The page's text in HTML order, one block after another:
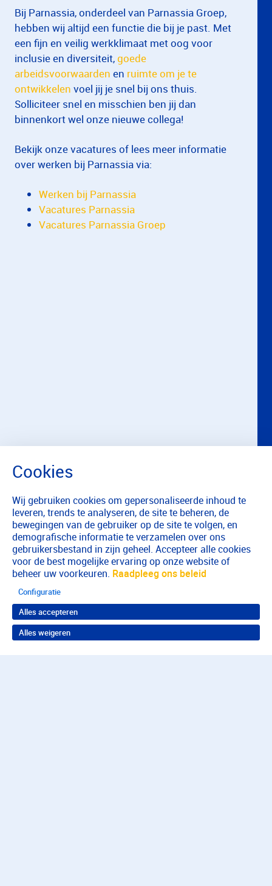
Bij Parnassia, onderdeel van Parnassia Groep,
hebben wij altijd een functie die bij je past. Met
een fijn en veilig werkklimaat met oog voor
inclusie en diversiteit, goede
arbeidsvoorwaarden en ruimte om je te
ontwikkelen voel jij je snel bij ons thuis.
Solliciteer snel en misschien ben jij dan
binnenkort wel onze nieuwe collega!
Bekijk onze vacatures of lees meer informatie
over werken bij Parnassia via:
Werken bij Parnassia
Vacatures Parnassia
Vacatures Parnassia Groep
Wij gebruiken cookies om gepersonaliseerde inhoud te
leveren, trends te analyseren, de site te beheren, de
bewegingen van de gebruiker op de site te volgen, en
demografische informatie te verzamelen over ons
gebruikersbestand in zijn geheel. Accepteer alle cookies
voor de best mogelijke ervaring op onze website of
beheer uw voorkeuren. Raadpleeg ons beleid
Configuratie
Alles accepteren
Alles weigeren